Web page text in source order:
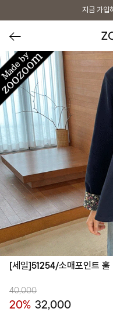
지금 가입
[세일]51254/소매포인트 훌
40,000
20% 32,000